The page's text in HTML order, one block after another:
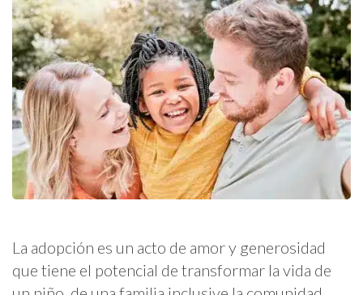
La adopción es un acto de amor y generosidad
que tiene el potencial de transformar la vida de